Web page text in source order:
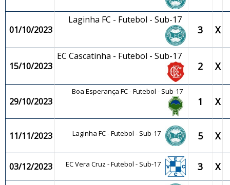
01/10/2023
Laginha FC - Futebol - Sub-17
3 X
15/10/2023
EC Cascatinha - Futebol - Sub-17
2 X
29/10/2023
Boa Esperança FC - Futebol - Sub-17
1 X
11/11/2023 Laginha FC - Futebol - Sub-17 5 X
03/12/2023 EC Vera Cruz - Futebol - Sub-17 3 X